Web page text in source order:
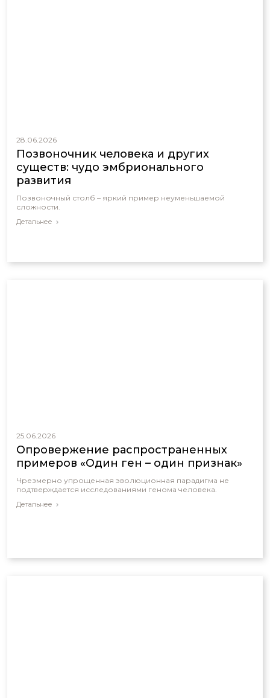
28.06.2026
Позвоночник человека и других
существ: чудо эмбрионального
развития
Позвоночный столб – яркий пример неуменьшаемой
сложности.
Детальнее
25.06.2026
Опровержение распространенных
примеров «Один ген – один признак»
Чрезмерно упрощенная эволюционная парадигма не
подтверждается исследованиями генома человека.
Детальнее